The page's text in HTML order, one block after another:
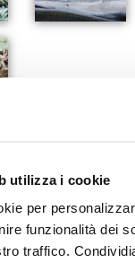
utilizza i cookie
per
funzionalità dei
traffico.